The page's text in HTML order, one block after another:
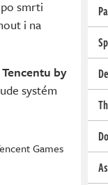
smrti
i na
by
systém
Games